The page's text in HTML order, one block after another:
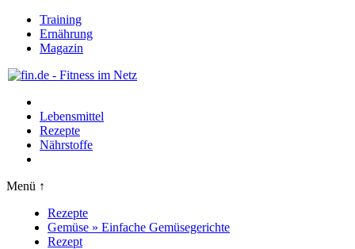
Training
Ernährung
Magazin
Lebensmittel
Rezepte
Nährstoffe
Menü ↑
Rezepte
Gemüse » Einfache Gemüsegerichte
Rezept